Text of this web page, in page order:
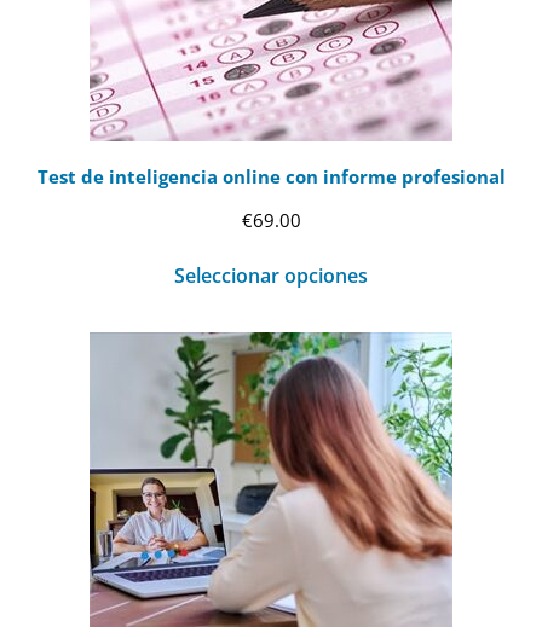
Test de inteligencia online con informe profesional
€69.00
Seleccionar opciones